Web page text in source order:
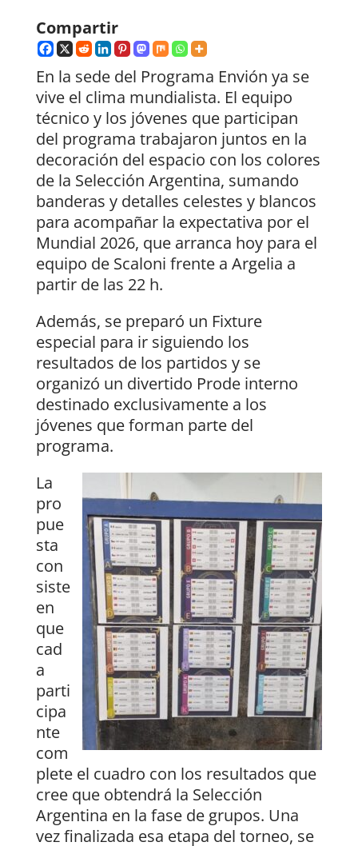
Compartir
En la sede del Programa Envión ya se
vive el clima mundialista. El equipo
técnico y los jóvenes que participan
del programa trabajaron juntos en la
decoración del espacio con los colores
de la Selección Argentina, sumando
banderas y detalles celestes y blancos
para acompañar la expectativa por el
Mundial 2026, que arranca hoy para el
equipo de Scaloni frente a Argelia a
partir de las 22 h.
Además, se preparó un Fixture
especial para ir siguiendo los
resultados de los partidos y se
organizó un divertido Prode interno
destinado exclusivamente a los
jóvenes que forman parte del
programa.
La
pro
pue
sta
con
siste
en
que
cad
a
parti
cipa
nte
com
plete el cuadro con los resultados que
cree que obtendrá la Selección
Argentina en la fase de grupos. Una
vez finalizada esa etapa del torneo, se